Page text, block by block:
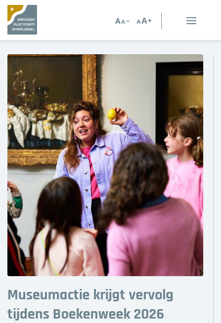
Erfgoedorganisaties
Verhalen
Kennis en advies
Kennisbank
Persoonlijk advies
Nieuws
Agenda
Over ons
Wie zijn wij?
Contact
Museumactie krijgt vervolg
tijdens Boekenweek 2026